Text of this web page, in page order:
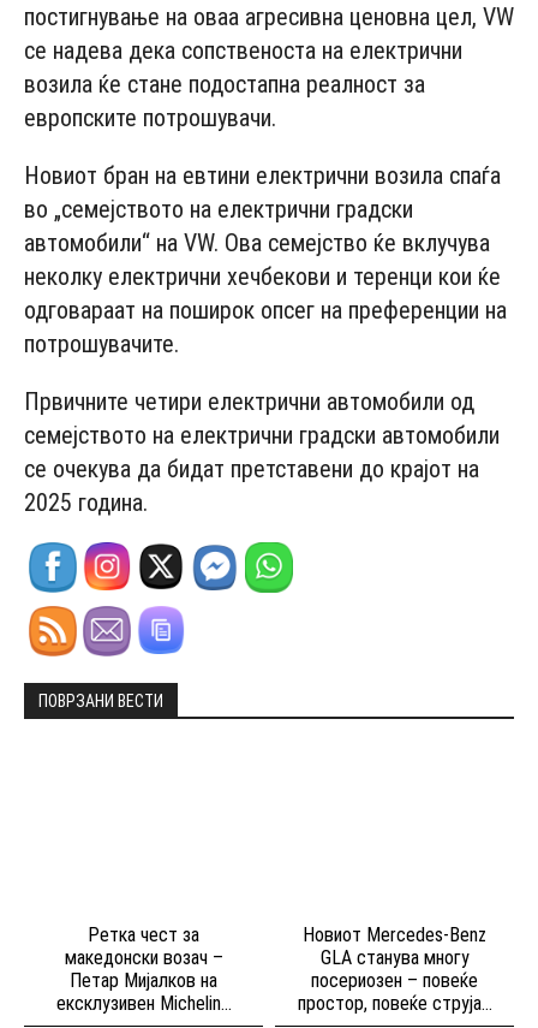
постигнување на оваа агресивна ценовна цел, VW
се надева дека сопственоста на електрични
возила ќе стане подостапна реалност за
европските потрошувачи.
Новиот бран на евтини електрични возила спаѓа
во „семејството на електрични градски
автомобили“ на VW. Ова семејство ќе вклучува
неколку електрични хечбекови и теренци кои ќе
одговараат на поширок опсег на преференции на
потрошувачите.
Првичните четири електрични автомобили од
семејството на електрични градски автомобили
се очекува да бидат претставени до крајот на
2025 година.
ПОВРЗАНИ ВЕСТИ
Ретка чест за
македонски возач –
Петар Мијалков на
ексклузивен Michelin...
Новиот Mercedes-Benz
GLA станува многу
посериозен – повеќе
простор, повеќе струја...